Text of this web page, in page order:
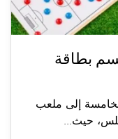
لحسم بطاقة
إلى ملعب
حيث...